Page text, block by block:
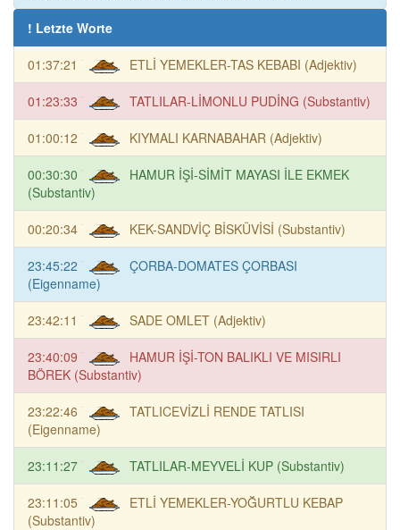
! Letzte Worte
01:37:21 ETLİ YEMEKLER-TAS KEBABI (Adjektiv)
01:23:33 TATLILAR-LİMONLU PUDİNG (Substantiv)
01:00:12 KIYMALI KARNABAHAR (Adjektiv)
00:30:30
HAMUR İŞİ-SİMİT MAYASI İLE EKMEK
(Substantiv)
00:20:34 KEK-SANDVİÇ BİSKÜVİSİ (Substantiv)
23:45:22
ÇORBA-DOMATES ÇORBASI
(Eigenname)
23:42:11 SADE OMLET (Adjektiv)
23:40:09
HAMUR İŞİ-TON BALIKLI VE MISIRLI
BÖREK (Substantiv)
23:22:46
TATLICEVİZLİ RENDE TATLISI
(Eigenname)
23:11:27 TATLILAR-MEYVELİ KUP (Substantiv)
23:11:05
ETLİ YEMEKLER-YOĞURTLU KEBAP
(Substantiv)